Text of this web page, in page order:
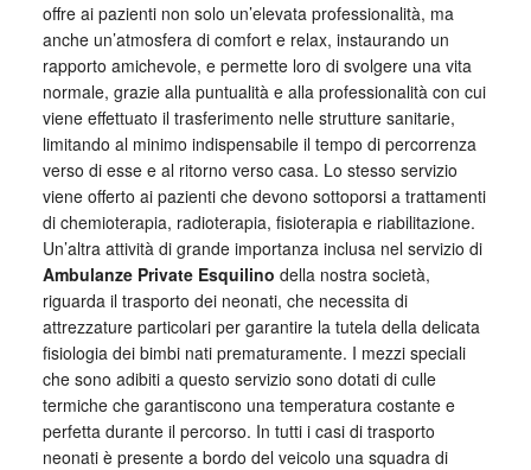
offre ai pazienti non solo un’elevata professionalità, ma
anche un’atmosfera di comfort e relax, instaurando un
rapporto amichevole, e permette loro di svolgere una vita
normale, grazie alla puntualità e alla professionalità con cui
viene effettuato il trasferimento nelle strutture sanitarie,
limitando al minimo indispensabile il tempo di percorrenza
verso di esse e al ritorno verso casa. Lo stesso servizio
viene offerto ai pazienti che devono sottoporsi a trattamenti
di chemioterapia, radioterapia, fisioterapia e riabilitazione.
Un’altra attività di grande importanza inclusa nel servizio di
Ambulanze Private Esquilino della nostra società,
riguarda il trasporto dei neonati, che necessita di
attrezzature particolari per garantire la tutela della delicata
fisiologia dei bimbi nati prematuramente. I mezzi speciali
che sono adibiti a questo servizio sono dotati di culle
termiche che garantiscono una temperatura costante e
perfetta durante il percorso. In tutti i casi di trasporto
neonati è presente a bordo del veicolo una squadra di